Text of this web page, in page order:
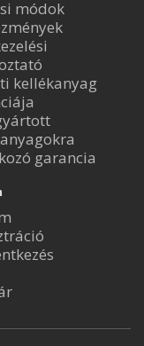
módok
kellékanyag
garancia